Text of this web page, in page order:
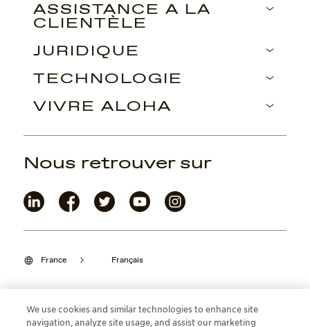
ASSISTANCE À LA
CLIENTÈLE
JURIDIQUE
TECHNOLOGIE
VIVRE ALOHA
France Français
©2026 Maui Jim, Inc. Lahaina, Hawaii
Nous retrouver sur
We use cookies and similar technologies to enhance site
navigation, analyze site usage, and assist our marketing